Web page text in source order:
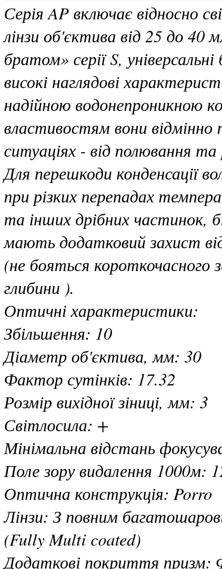
Серія AP включає відносно
лінзи об'єктива від 25 до
братом» серії S,
високі наглядові
надійною водонепроникною
властивостям вони відмінно
ситуаціях - від полювання
Для перешкоди конденсації
при різких перепадах
та інших дрібних частинок,
мають додатковий захист
(не бояться короткочасного
глибини ).
Оптичні характеристики:
Збільшення: 10
Діаметр об'єктива, мм: 30
Фактор сутінків: 17.32
Розмір вихідної зіниці, мм: 3
Світлосила: +
Мінімальна відстань
Поле зору видалення 1000м:
Оптична конструкція: Porro
Лінзи: З повним
(Fully Multi coated)
Додаткові покриття призм: